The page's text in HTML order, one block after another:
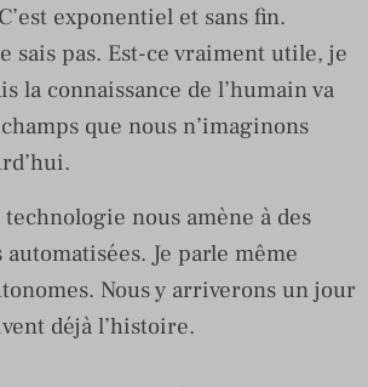
exponentiel et sans fin.
sais pas. Est-ce vraiment utile, je
la connaissance de l’humain va
que nous n’imaginons
nous amène à des
Je parle même
Nous y arriverons un jour
déjà l’histoire.